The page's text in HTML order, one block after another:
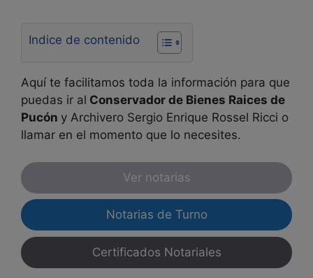
Indice de contenido
Aquí te facilitamos toda la información para que
puedas ir al Conservador de Bienes Raices de
Pucón y Archivero Sergio Enrique Rossel Ricci o
llamar en el momento que lo necesites.
Ver notarias
Notarias de Turno
Certificados Notariales